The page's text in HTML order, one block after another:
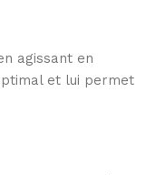
agissant en
et lui permet